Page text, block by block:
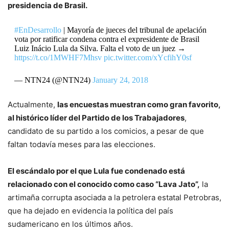
presidencia de Brasil.
#EnDesarrollo| Mayoría de jueces del tribunal de apelación
vota por ratificar condena contra el expresidente de Brasil
Luiz Inácio Lula da Silva. Falta el voto de un juez →
https://t.co/1MWHF7Mhsv pic.twitter.com/xYcfihY0sf
— NTN24 (@NTN24) January 24, 2018
Actualmente, las encuestas muestran como gran favorito,
al histórico líder del Partido de los Trabajadores,
candidato de su partido a los comicios, a pesar de que
faltan todavía meses para las elecciones.
El escándalo por el que Lula fue condenado está
relacionado con el conocido como caso “Lava Jato”, la
artimaña corrupta asociada a la petrolera estatal Petrobras,
que ha dejado en evidencia la política del país
sudamericano en los últimos años.